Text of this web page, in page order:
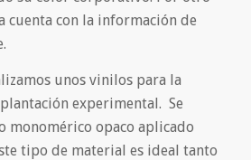
cuenta con la información de
unos vinilos para la
experimental. Se
monomérico opaco aplicado
tipo de material es ideal tanto